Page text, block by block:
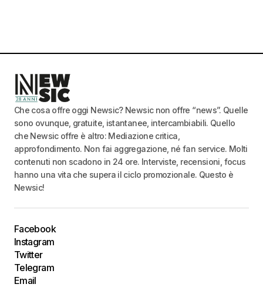
Che cosa offre oggi Newsic? Newsic non offre “news”. Quelle
sono ovunque, gratuite, istantanee, intercambiabili. Quello
che Newsic offre è altro: Mediazione critica,
approfondimento. Non fai aggregazione, né fan service. Molti
contenuti non scadono in 24 ore. Interviste, recensioni, focus
hanno una vita che supera il ciclo promozionale. Questo è
Newsic!
Facebook
Instagram
Twitter
Telegram
Email